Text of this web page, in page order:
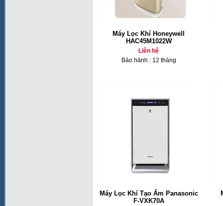
Máy Lọc Khí Honeywell
HAC45M1022W
Liên hệ
Bảo hành : 12 tháng
Máy Lọc Khí Tạo Ẩm Panasonic
F-VXK70A